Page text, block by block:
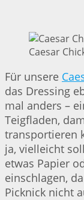
Caesar
Für unsere
das Dressing
mal anders –
Teigfladen,
transportieren
ja, vielleicht
etwas Papier
einschlagen,
Picknick nicht